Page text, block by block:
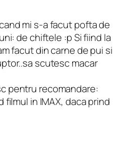
mi s-a facut pofta de
de chiftele :p Si fiind la
facut din carne de pui si
scutesc macar
pentru recomandare:
filmul in IMAX, daca prind